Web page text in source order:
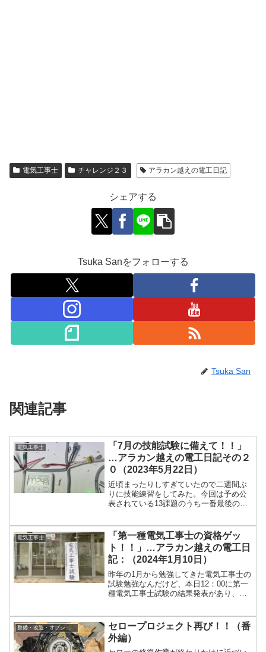
電気工事士 チャレンジ２３ アラカン越えの電工日記
シェアする
Tsuka Sanをフォローする
Tsuka San
関連記事
電気工事士
「7月の技能試験に備えて！！」
…アラカン越えの電工日記その２
０（2023年5月22日）
近頃まったりしすぎていたので二週間ぶ
りに技能練習をしてみた。今回は予め公
表されている13課題のうち一番最後の課
徴的な部材（他の課題に比べて）は、
VVR 1.6と3極の端子台（自動点滅器）を
使うところ。丸形のケーブルをどう扱う
かは人それぞれだけど、自...
電気工事士
「第一種電気工事士の資格ゲッ
ト！！」…アラカン越えの電工日
記：（2024年1月10日）
昨年の1月から勉強してきた電気工事士の
試験勉強なんだけど、本日12：00に第一
種電気工事士試験の結果発表があり、無
で、これからは一般家庭の電気や工場の
建物内にある電気室、電柱、送電線など
多くの場所で仕事が出来るようになりま
整備・改造・オプション
セロープロジェクト再び！！（番
外編）